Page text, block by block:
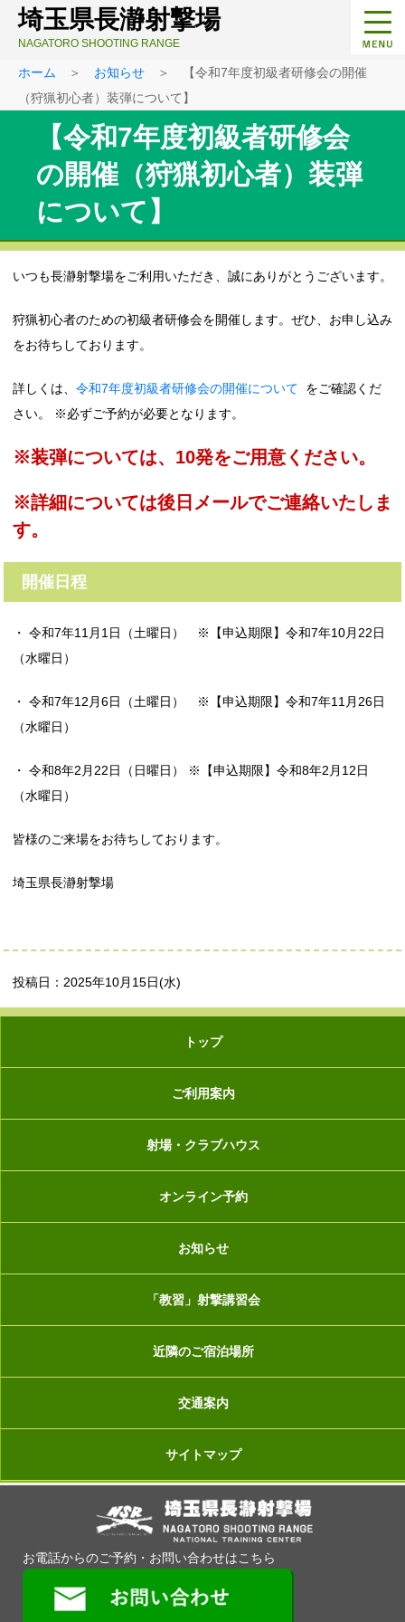
埼玉県長瀞射撃場
NAGATORO SHOOTING RANGE
ホーム ＞ お知らせ ＞ 【令和7年度初級者研修会の開催
（狩猟初心者）装弾について】
【令和7年度初級者研修会
の開催（狩猟初心者）装弾
について】
いつも長瀞射撃場をご利用いただき、誠にありがとうございます。
狩猟初心者のための初級者研修会を開催します。ぜひ、お申し込み
をお待ちしております。
詳しくは、 令和7年度初級者研修会の開催について をご確認くだ
さい。 ※必ずご予約が必要となります。
※装弾については、10発をご用意ください。
※詳細については後日メールでご連絡いたしま
す。
開催日程
・ 令和7年11月1日（土曜日） ※【申込期限】令和7年10月22日
（水曜日）
・ 令和7年12月6日（土曜日） ※【申込期限】令和7年11月26日
（水曜日）
・ 令和8年2月22日（日曜日） ※【申込期限】令和8年2月12日
（水曜日）
皆様のご来場をお待ちしております。
埼玉県長瀞射撃場
投稿日：2025年10月15日(水)
トップ
ご利用案内
射場・クラブハウス
オンライン予約
お知らせ
「教習」射撃講習会
近隣のご宿泊場所
交通案内
サイトマップ
お電話からのご予約・お問い合わせはこちら